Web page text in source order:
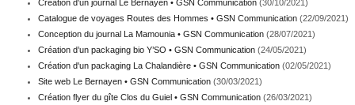
Création d'un journal Le Bernayen • GSN Communication (30/10/2021)
Catalogue de voyages Routes des Hommes • GSN Communication (22/09/2021)
Conception du journal La Mamounia • GSN Communication (28/07/2021)
Création d’un packaging bio Y’SO • GSN Communication (24/05/2021)
Création d'un packaging La Chalandière • GSN Communication (02/05/2021)
Site web Le Bernayen • GSN Communication (30/03/2021)
Création flyer du gîte Clos du Guiel • GSN Communication (26/03/2021)